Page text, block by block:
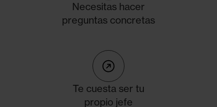
Necesitas hacer
preguntas concretas
Te cuesta ser tu
propio jefe